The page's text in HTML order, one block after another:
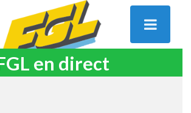
en direct